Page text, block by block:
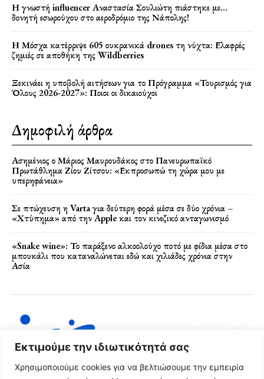
Εκτιμούμε την ιδιωτικότητά σας
Χρησιμοποιούμε cookies για να βελτιώσουμε την εμπειρία
Η γνωστή influencer Αναστασία Σουλιώτη πιάστηκε με…
δονητή εσωρούχου στο αεροδρόμιο της Νάπολης!
Η Μόσχα κατέρριψε 605 ουκρανικά drones τη νύχτα: Ελαφρές
ζημιές σε αποθήκη της Wildberries
Ξεκινάει η υποβολή αιτήσεων για το Πρόγραμμα «Τουρισμός για
Όλους 2026-2027»: Ποιοι οι δικαιούχοι
Δημοφιλή άρθρα
Ασημένιος ο Μάριος Μαυρουδάκος στο Πανευρωπαϊκό
Πρωτάθλημα Ζίου Ζίτσου: «Εκπροσωπώ τη χώρα μου με
υπερηφάνεια»
Σε πτώχευση η Varta για δεύτερη φορά μέσα σε δύο χρόνια –
«Χτύπημα» από την Apple και τον κινεζικό ανταγωνισμό
«Snake wine»: Το παράξενο αλκοολούχο ποτό με φίδια μέσα στο
μπουκάλι που καταναλώνεται εδώ και χιλιάδες χρόνια στην
Ασία